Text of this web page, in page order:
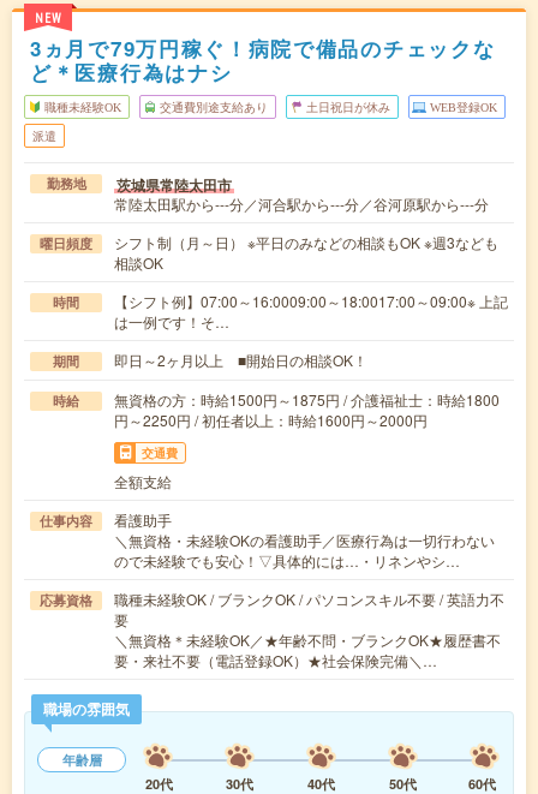
NEW
3ヵ月で79万円稼ぐ！病院で備品のチェックな
ど＊医療行為はナシ
職種未経験OK 交通費別途支給あり 土日祝日が休み WEB登録OK
派遣
勤務地 茨城県常陸太田市
常陸太田駅から---分／河合駅から---分／谷河原駅から---分
曜日頻度
シフト制（月～日） ※平日のみなどの相談もOK ※週3なども
相談OK
時間
【シフト例】07:00～16:0009:00～18:0017:00～09:00※ 上記
は一例です！そ…
期間 即日～2ヶ月以上 ■開始日の相談OK！
時給
無資格の方：時給1500円～1875円 / 介護福祉士：時給1800
円～2250円 / 初任者以上：時給1600円～2000円
交通費
全額支給
仕事内容
看護助手
＼無資格・未経験OKの看護助手／医療行為は一切行わない
ので未経験でも安心！▽具体的には…・リネンやシ…
応募資格
職種未経験OK / ブランクOK / パソコンスキル不要 / 英語力不
要
＼無資格＊未経験OK／★年齢不問・ブランクOK★履歴書不
要・来社不要（電話登録OK）★社会保険完備＼…
職場の雰囲気
年齢層
20代
30代 40代 50代
60代